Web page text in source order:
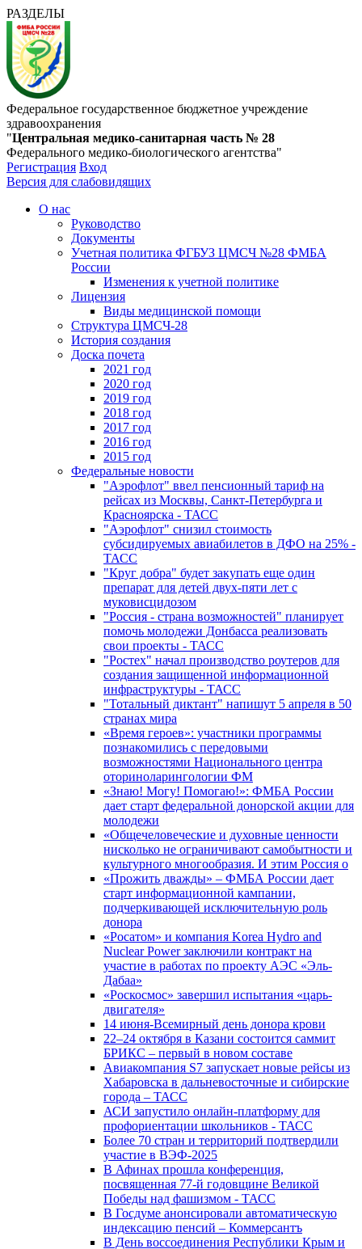
РАЗДЕЛЫ
Федеральное государственное бюджетное учреждение
здравоохранения
"Центральная медико-санитарная часть № 28
Федерального медико-биологического агентства"
Регистрация Вход
Версия для слабовидящих
О нас
Руководство
Документы
Учетная политика ФГБУЗ ЦМСЧ №28 ФМБА
России
Изменения к учетной политике
Лицензия
Виды медицинской помощи
Структура ЦМСЧ-28
История создания
Доска почета
2021 год
2020 год
2019 год
2018 год
2017 год
2016 год
2015 год
Федеральные новости
"Аэрофлот" ввел пенсионный тариф на
рейсах из Москвы, Санкт-Петербурга и
Красноярска - ТАСС
"Аэрофлот" снизил стоимость
субсидируемых авиабилетов в ДФО на 25% -
ТАСС
"Круг добра" будет закупать еще один
препарат для детей двух-пяти лет с
муковисцидозом
"Россия - страна возможностей" планирует
помочь молодежи Донбасса реализовать
свои проекты - ТАСС
"Ростех" начал производство роутеров для
создания защищенной информационной
инфраструктуры - ТАСС
"Тотальный диктант" напишут 5 апреля в 50
странах мира
«Время героев»: участники программы
познакомились с передовыми
возможностями Национального центра
оториноларингологии ФМ
«Знаю! Могу! Помогаю!»: ФМБА России
дает старт федеральной донорской акции для
молодежи
«Общечеловеческие и духовные ценности
нисколько не ограничивают самобытности и
культурного многообразия. И этим Россия о
«Прожить дважды» – ФМБА России дает
старт информационной кампании,
подчеркивающей исключительную роль
донора
«Росатом» и компания Korea Hydro and
Nuclear Power заключили контракт на
участие в работах по проекту АЭС «Эль-
Дабаа»
«Роскосмос» завершил испытания «царь-
двигателя»
14 июня-Всемирный день донора крови
22–24 октября в Казани состоится саммит
БРИКС – первый в новом составе
Авиакомпания S7 запускает новые рейсы из
Хабаровска в дальневосточные и сибирские
города – ТАСС
АСИ запустило онлайн-платформу для
профориентации школьников - ТАСС
Более 70 стран и территорий подтвердили
участие в ВЭФ-2025
В Афинах прошла конференция,
посвященная 77-й годовщине Великой
Победы над фашизмом - ТАСС
В Госдуме анонсировали автоматическую
индексацию пенсий – Коммерсантъ
В День воссоединения Республики Крым и